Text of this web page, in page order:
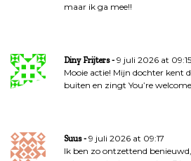
maar ik ga mee!!
Diny Frijters
9 juli 2026 at 09:15
Mooie actie! Mijn dochter kent
buiten en zingt You’re
Suus
9 juli 2026 at 09:17
Ik ben zo ontzettend